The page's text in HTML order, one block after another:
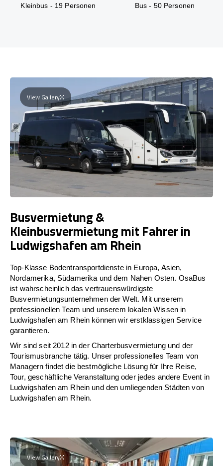
Kleinbus - 19 Personen Bus - 50 Personen
View Gallery
Busvermietung &
Kleinbusvermietung mit Fahrer in
Ludwigshafen am Rhein
Top-Klasse Bodentransportdienste in Europa, Asien,
Nordamerika, Südamerika und dem Nahen Osten. OsaBus
ist wahrscheinlich das vertrauenswürdigste
Busvermietungsunternehmen der Welt. Mit unserem
professionellen Team und unserem lokalen Wissen in
Ludwigshafen am Rhein können wir erstklassigen Service
garantieren.
Wir sind seit 2012 in der Charterbusvermietung und der
Tourismusbranche tätig. Unser professionelles Team von
Managern findet die bestmögliche Lösung für Ihre Reise,
Tour, geschäftliche Veranstaltung oder jedes andere Event in
Ludwigshafen am Rhein und den umliegenden Städten von
Ludwigshafen am Rhein.
View Gallery